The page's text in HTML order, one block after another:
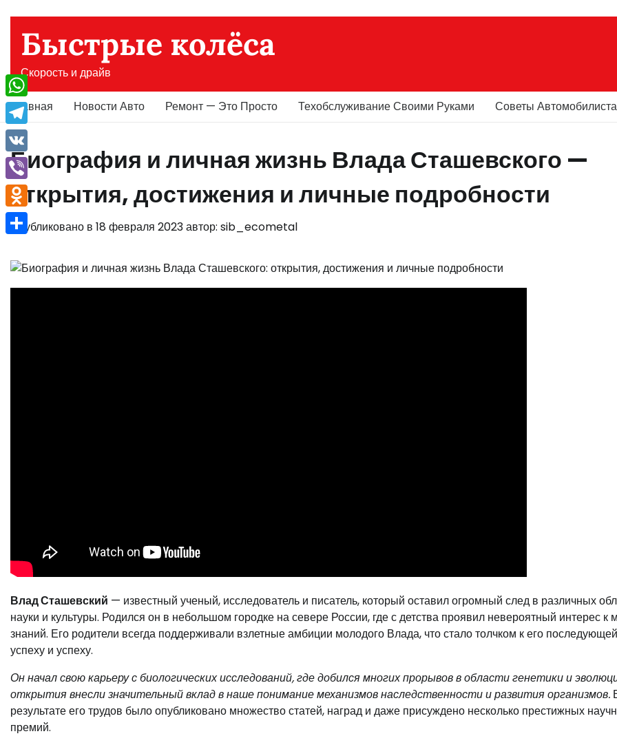
содержимому
Быстрые колёса
Скорость и драйв
Главная Новости Авто Ремонт — Это Просто Техобслуживание Своими Руками Советы
Биография и личная жизнь Влада Сташевского —
открытия, достижения и личные подробности
Опубликовано в 18 февраля 2023автор: sib_ecometal
Влад Сташевский — известный ученый, исследователь и писатель, который оставил огромный след в различных
науки и культуры. Родился он в небольшом городке на севере России, где с детства проявил невероятный интерес к
знаний. Его родители всегда поддерживали взлетные амбиции молодого Влада, что стало толчком к его последующей
успеху и успеху.
Он начал свою карьеру с биологических исследований, где добился многих прорывов в области генетики и
открытия внесли значительный вклад в наше понимание механизмов наследственности и развития организмов.
результате его трудов было опубликовано множество статей, наград и даже присуждено несколько престижных
премий.
WhatsApp
Telegram
VK
Viber
Odnoklassniki